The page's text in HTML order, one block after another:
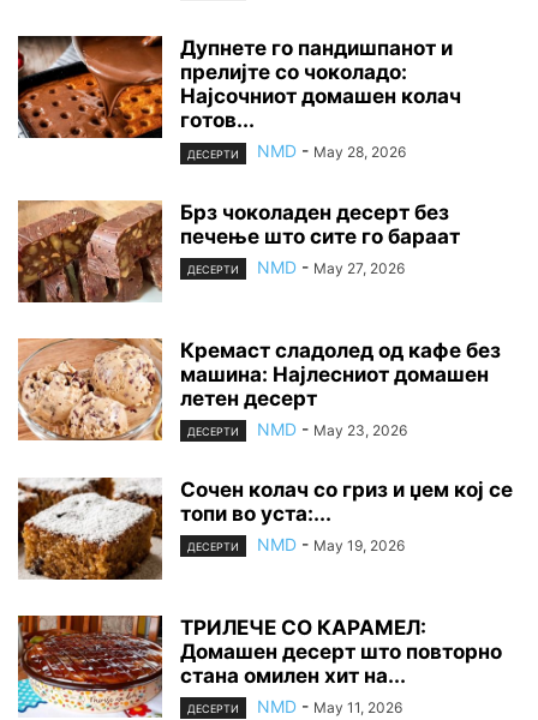
Дупнете го пандишпанот и
прелијте со чоколадо:
Најсочниот домашен колач
готов...
ДЕСЕРТИ NMD - May 28, 2026
Брз чоколаден десерт без
печење што сите го бараат
ДЕСЕРТИ NMD - May 27, 2026
Кремаст сладолед од кафе без
машина: Најлесниот домашен
летен десерт
ДЕСЕРТИ NMD - May 23, 2026
Сочен колач со гриз и џем кој се
топи во уста:...
ДЕСЕРТИ NMD - May 19, 2026
ТРИЛЕЧЕ СО КАРАМЕЛ:
Домашен десерт што повторно
стана омилен хит на...
ДЕСЕРТИ NMD - May 11, 2026